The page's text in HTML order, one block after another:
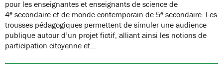
pour les enseignantes et enseignants de science de
4ᵉ secondaire et de monde contemporain de 5ᵉ secondaire. Les
trousses pédagogiques permettent de simuler une audience
publique autour d’un projet fictif, alliant ainsi les notions de
participation citoyenne et…